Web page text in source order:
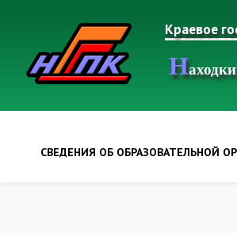
Краевое
Н
СВЕДЕНИЯ ОБ ОБРАЗОВАТЕЛЬНОЙ